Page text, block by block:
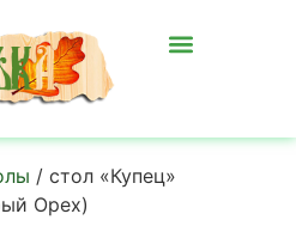
/ стол «Купец»
Орех)